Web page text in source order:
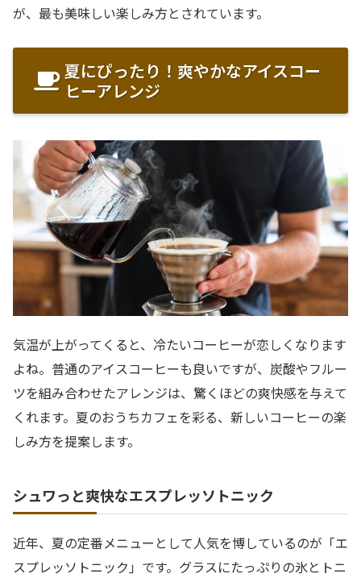
が、最も美味しい楽しみ方とされています。
夏にぴったり！爽やかなアイスコー
ヒーアレンジ
気温が上がってくると、冷たいコーヒーが恋しくなります
よね。普通のアイスコーヒーも良いですが、炭酸やフルー
ツを組み合わせたアレンジは、驚くほどの爽快感を与えて
くれます。夏のおうちカフェを彩る、新しいコーヒーの楽
しみ方を提案します。
シュワっと爽快なエスプレッソトニック
近年、夏の定番メニューとして人気を博しているのが「エ
スプレッソトニック」です。グラスにたっぷりの氷とトニ